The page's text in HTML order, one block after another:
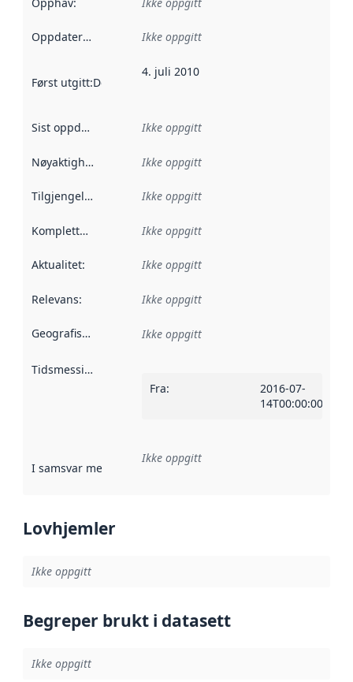
Oppdateringsfrekvens :
Ikke oppgitt
Først utgitt:Denne datoen sier når dataene i dette
4. juli 2010
Sist oppdatert Ikke oppgitt
Nøyaktighet Ikke oppgitt
Tilgjengelighet Ikke oppgitt
Kompletthet Ikke oppgitt
Aktualitet: Ikke oppgitt
Relevans: Ikke oppgitt
Geografisk avgrensning :
Ikke oppgitt
Tidsmessig avgrensning
Fra:
2016-07-
14T00:00:00Z
I samsvar med Referanse til en implementasjonsregel
Ikke oppgitt
Lovhjemler
Ikke oppgitt
Begreper brukt i datasett
Ikke oppgitt